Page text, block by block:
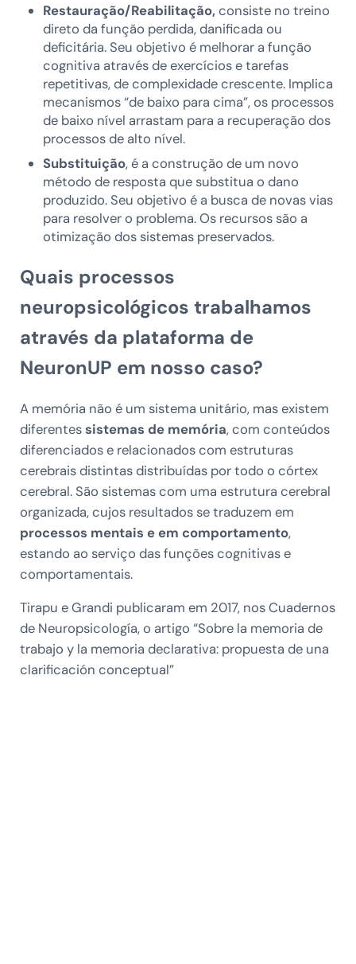
Restauração/Reabilitação,consiste no treino
direto da função perdida, danificada ou
deficitária. Seu objetivo é melhorar a função
cognitiva através de exercícios e tarefas
repetitivas, de complexidade crescente. Implica
mecanismos “de baixo para cima”, os processos
de baixo nível arrastam para a recuperação dos
processos de alto nível.
Substituição, é a construção de um novo
método de resposta que substitua o dano
produzido. Seu objetivo é a busca de novas vias
para resolver o problema. Os recursos são a
otimização dos sistemas preservados.
Quais processos
neuropsicológicos trabalhamos
através da plataforma de
NeuronUP em nosso caso?
A memória não é um sistema unitário, mas existem
diferentessistemas de memória, com conteúdos
diferenciados e relacionados com estruturas
cerebrais distintas distribuídas por todo o córtex
cerebral. São sistemas com uma estrutura cerebral
organizada, cujos resultados se traduzem em
processos mentais e em comportamento,
estando ao serviço das funções cognitivas e
comportamentais.
Tirapu e Grandi publicaram em 2017, nos Cuadernos
de Neuropsicología, o artigo “Sobre la memoria de
trabajo y la memoria declarativa: propuesta de una
clarificación conceptual”